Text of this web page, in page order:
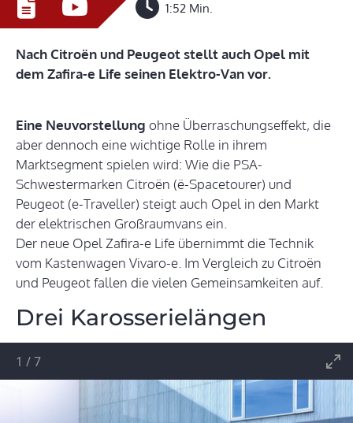
1:52 Min.
Nach Citroën und Peugeot stellt auch Opel mit
dem Zafira-e Life seinen Elektro-Van vor.
Eine Neuvorstellung ohne Überraschungseffekt, die
aber dennoch eine wichtige Rolle in ihrem
Marktsegment spielen wird: Wie die PSA-
Schwestermarken Citroën (ë-Spacetourer) und
Peugeot (e-Traveller) steigt auch Opel in den Markt
der elektrischen Großraumvans ein.
Der neue Opel Zafira-e Life übernimmt die Technik
vom Kastenwagen Vivaro-e. Im Vergleich zu Citroën
und Peugeot fallen die vielen Gemeinsamkeiten auf.
Drei Karosserielängen
1 /7